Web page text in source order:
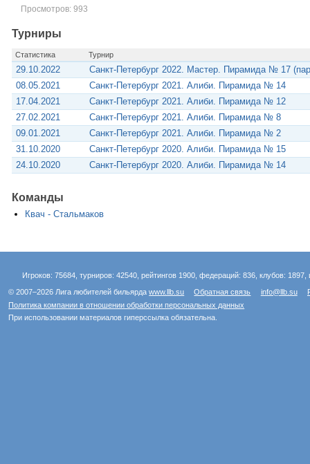
Просмотров: 993
Турниры
Статистика Турнир
29.10.2022
Санкт-Петербург 2022. Мастер. Пирамида № 17
08.05.2021
Санкт-Петербург 2021. Алиби. Пирамида № 14
17.04.2021
Санкт-Петербург 2021. Алиби. Пирамида № 12
27.02.2021
Санкт-Петербург 2021. Алиби. Пирамида № 8
09.01.2021
Санкт-Петербург 2021. Алиби. Пирамида № 2
31.10.2020
Санкт-Петербург 2020. Алиби. Пирамида № 15
24.10.2020
Санкт-Петербург 2020. Алиби. Пирамида № 14
Команды
Квач - Стальмаков
Игроков: 75684, турниров: 42540, рейтингов 1900, федераций: 836, клубов:
© 2007–2026 Лига любителей бильярдаwww.llb.su Обратная связь info@llb.su
Политика компании в отношении обработки персональных данных
При использовании материалов гиперссылка обязательна.